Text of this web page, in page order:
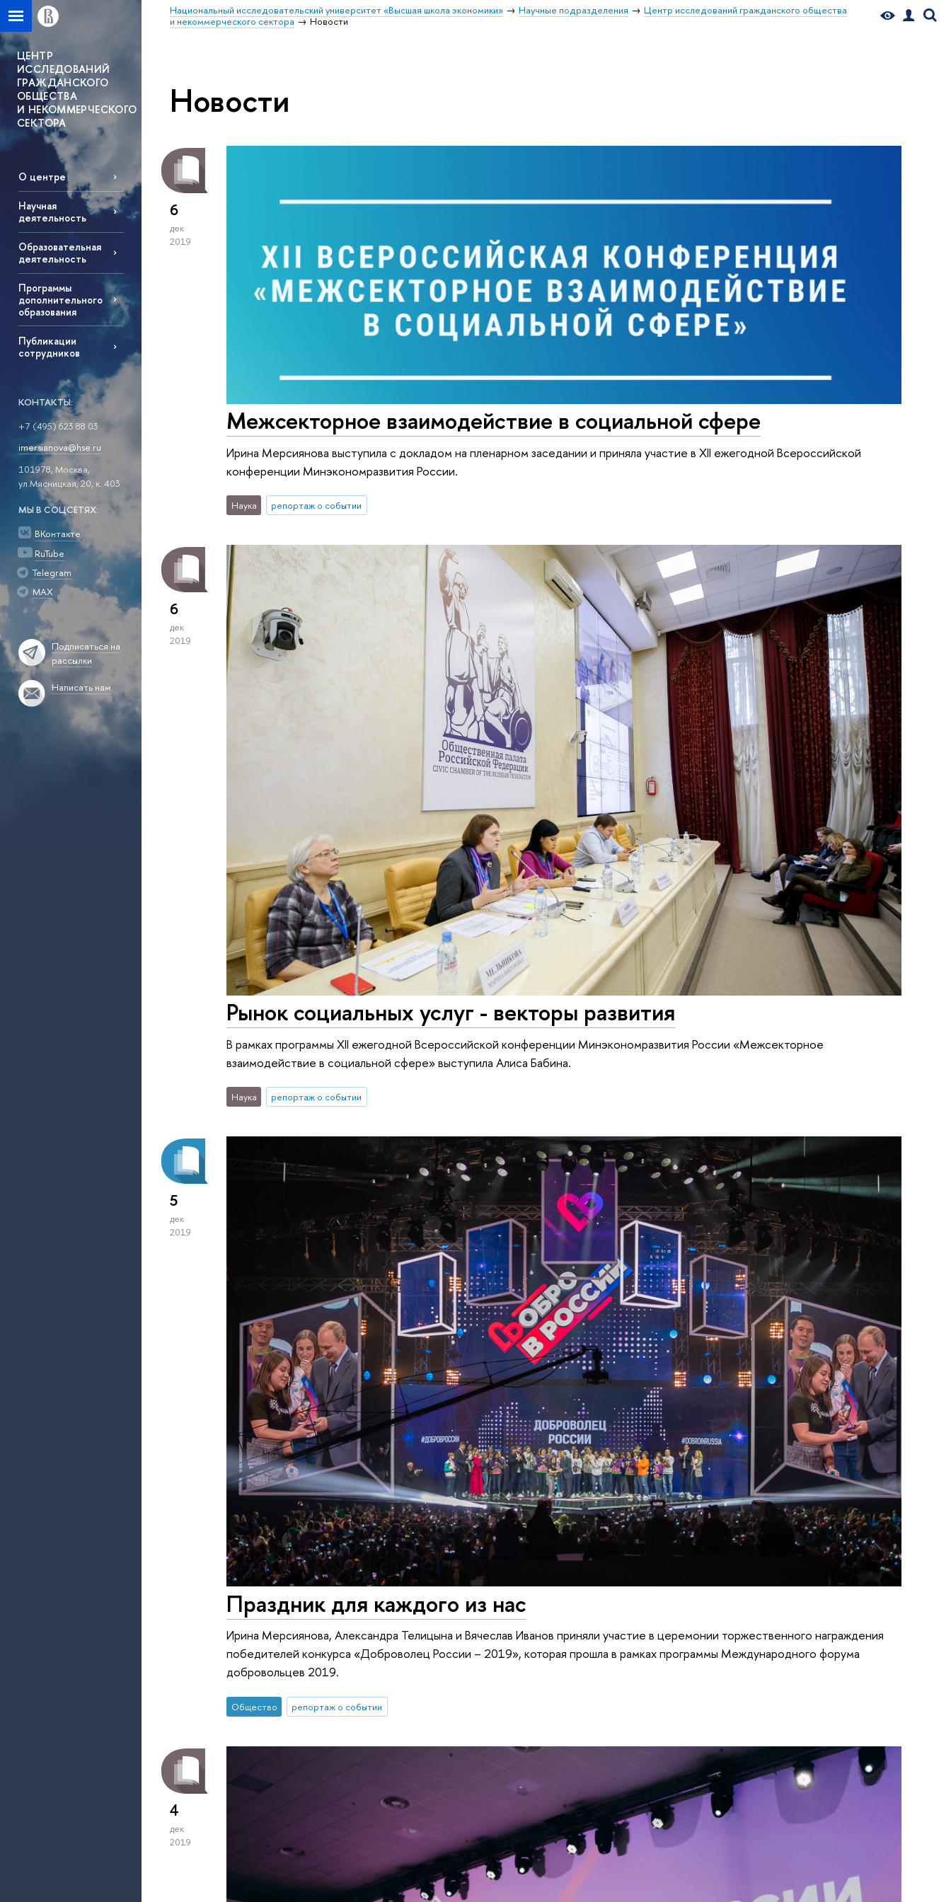
Национальный исследовательский университет «Высшая школа экономики» Научные подразделения
Центр исследований гражданского общества
и некоммерческого сектора
Новости
ЦЕНТР
ИССЛЕДОВАНИЙ
ГРАЖДАНСКОГО
ОБЩЕСТВА
И НЕКОММЕРЧЕСКОГО
СЕКТОРА
О центре
Научная
деятельность
Образовательная
деятельность
Программы
дополнительного
образования
Публикации
сотрудников
КОНТАКТЫ:
+7 (495) 623 88 03
imersianova@hse.ru
101978, Москва,
ул.Мясницкая, 20, к. 403
МЫ В СОЦСЕТЯХ:
ВКонтакте
RuTube
Telegram
MAX
Подписаться на
рассылки
Написать нам
Новости
6
дек
2019
Межсекторное взаимодействие в социальной сфере
Ирина Мерсиянова выступила с докладом на пленарном заседании и приняла участие в XII ежегодной Всероссийской
конференции Минэкономразвития России.
Наука репортаж о событии
6
дек
2019
Рынок социальных услуг - векторы развития
В рамках программы XII ежегодной Всероссийской конференции Минэкономразвития России «Межсекторное
взаимодействие в социальной сфере» выступила Алиса Бабина.
Наука репортаж о событии
5
дек
2019
Праздник для каждого из нас
Ирина Мерсиянова, Александра Телицына и Вячеслав Иванов приняли участие в церемонии торжественного награждения
победителей конкурса «Доброволец России – 2019», которая прошла в рамках программы Международного форума
добровольцев 2019.
Общество репортаж о событии
4
дек
2019